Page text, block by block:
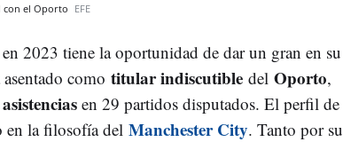
con el Oporto EFE
en 2023 tiene la oportunidad de dar un gran en su
como titular indiscutible del Oporto,
en 29 partidos disputados. El perfil de
en la filosofía del Manchester City. Tanto por su